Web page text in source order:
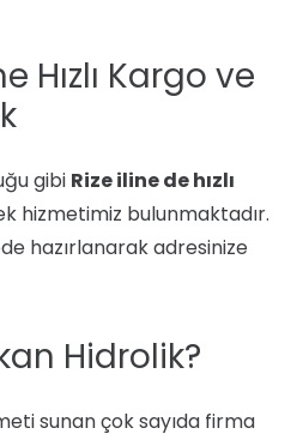
Hızlı Kargo ve
gibi Rize iline de hızlı
hizmetimiz bulunmaktadır.
hazırlanarak adresinize
Hidrolik?
sunan çok sayıda firma